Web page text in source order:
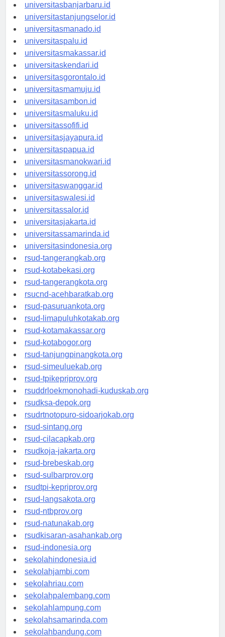
universitasbanjarbaru.id
universitastanjungselor.id
universitasmanado.id
universitaspalu.id
universitasmakassar.id
universitaskendari.id
universitasgorontalo.id
universitasmamuju.id
universitasambon.id
universitasmaluku.id
universitassofifi.id
universitasjayapura.id
universitaspapua.id
universitasmanokwari.id
universitassorong.id
universitaswanggar.id
universitaswalesi.id
universitassalor.id
universitasjakarta.id
universitassamarinda.id
universitasindonesia.org
rsud-tangerangkab.org
rsud-kotabekasi.org
rsud-tangerangkota.org
rsucnd-acehbaratkab.org
rsud-pasuruankota.org
rsud-limapuluhkotakab.org
rsud-kotamakassar.org
rsud-kotabogor.org
rsud-tanjungpinangkota.org
rsud-simeuluekab.org
rsud-tpikepriprov.org
rsuddrloekmonohadi-kuduskab.org
rsudksa-depok.org
rsudrtnotopuro-sidoarjokab.org
rsud-sintang.org
rsud-cilacapkab.org
rsudkoja-jakarta.org
rsud-brebeskab.org
rsud-sulbarprov.org
rsudtpi-kepriprov.org
rsud-langsakota.org
rsud-ntbprov.org
rsud-natunakab.org
rsudkisaran-asahankab.org
rsud-indonesia.org
sekolahindonesia.id
sekolahjambi.com
sekolahriau.com
sekolahpalembang.com
sekolahlampung.com
sekolahsamarinda.com
sekolahbandung.com